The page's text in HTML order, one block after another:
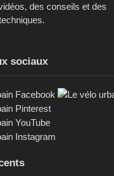
des conseils et des
sociaux